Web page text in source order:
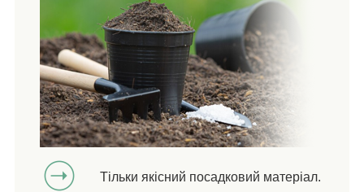
Тільки якісний посадковий матеріал.